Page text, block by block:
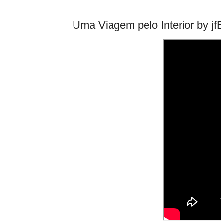
Uma Viagem pelo Interior by